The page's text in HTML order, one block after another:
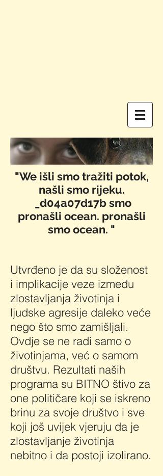
"We​ išli smo tražiti potok,
našli smo rijeku.
_d04a07d17b smo
pronašli ocean. pronašli
smo ocean. "​
Utvrđeno je da su složenost
i implikacije veze između
zlostavljanja životinja i
ljudske agresije daleko veće
nego što smo zamišljali.
Ovdje se ne radi samo o
životinjama, već o samom
društvu. Rezultati naših
programa su BITNO štivo za
one političare koji se iskreno
brinu za svoje društvo i sve
koji još uvijek vjeruju da je
zlostavljanje životinja
nebitno i da postoji izolirano.